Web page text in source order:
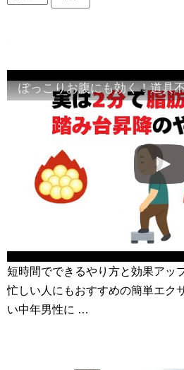
短時間でできるやり方と効果アッ
忙しい人にもおすすめの簡単エク
い中年男性に …